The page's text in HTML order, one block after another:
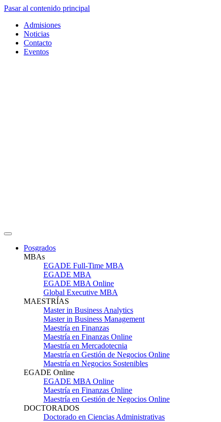
Pasar al contenido principal
Admisiones
Noticias
Contacto
Eventos
Posgrados
MBAs
EGADE Full-Time MBA
EGADE MBA
EGADE MBA Online
Global Executive MBA
MAESTRÍAS
Master in Business Analytics
Master in Business Management
Maestría en Finanzas
Maestría en Finanzas Online
Maestría en Mercadotecnia
Maestría en Gestión de Negocios Online
Maestría en Negocios Sostenibles
EGADE Online
EGADE MBA Online
Maestría en Finanzas Online
Maestría en Gestión de Negocios Online
DOCTORADOS
Doctorado en Ciencias Administrativas